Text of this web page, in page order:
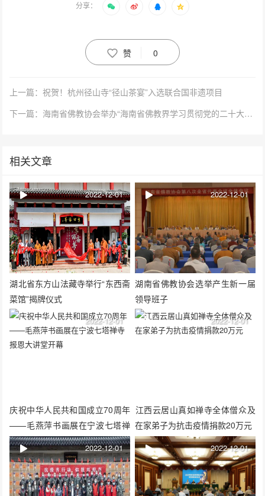
分享：
赞 0
上一篇：祝贺！杭州径山寺“径山茶宴”入选联合国非遗项目
下一篇：海南省佛教协会举办“海南省佛教界学习贯彻党的二十大精神宣讲会”
相关文章
湖北省东方山法藏寺举行“东西斋
菜馆”揭牌仪式
2022-12-01
湖南省佛教协会选举产生新一届
领导班子
2022-12-01
庆祝中华人民共和国成立70周年
——毛燕萍书画展在宁波七塔禅
寺报恩大讲堂开幕
2022-12-01
​江西云居山真如禅寺全体僧众及
在家弟子为抗击疫情捐款20万元
2022-12-01
2022-12-01 2022-12-01